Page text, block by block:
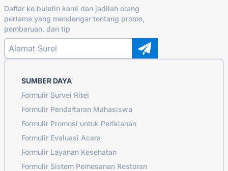
Daftar ke buletin kami dan jadilah orang
pertama yang mendengar tentang promo,
pembaruan, dan tip
SUMBER DAYA
Formulir Survei Ritel
Formulir Pendaftaran Mahasiswa
Formulir Promosi untuk Periklanan
Formulir Evaluasi Acara
Formulir Layanan Kesehatan
Formulir Sistem Pemesanan Restoran